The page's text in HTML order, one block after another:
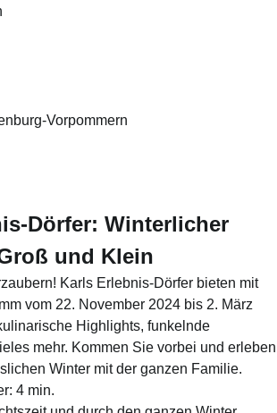
Vorpommern
Dörfer: Winterlicher
und Klein
Karls Erlebnis-Dörfer bieten mit
vom 22. November 2024 bis 2. März
Highlights, funkelnde
mehr. Kommen Sie vorbei und erleben
Winter mit der ganzen Familie.
4 min.